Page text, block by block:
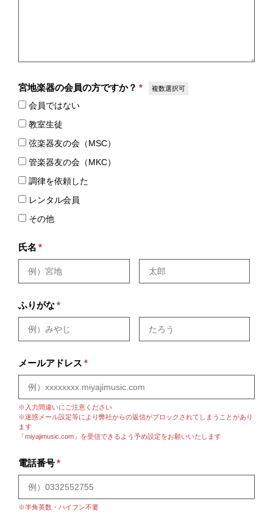
宮地楽器の会員の方ですか？ * 複数選択可
会員ではない
教室生徒
弦楽器友の会（MSC）
管楽器友の会（MKC）
調律を依頼した
レンタル会員
その他
氏名 *
ふりがな*
メールアドレス *
※入力間違いにご注意ください
※迷惑メール設定等により弊社からの返信がブロックされてしまうことがあり
ます
「miyajimusic.com」を受信できるよう予め設定をお願いいたします
電話番号*
※半角英数・ハイフン不要